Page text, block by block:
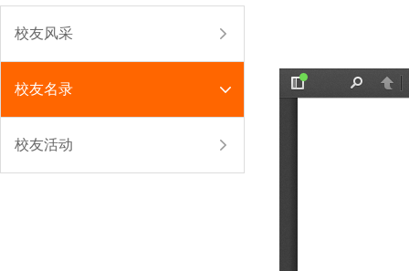
校友风采
校友名录
校友活动